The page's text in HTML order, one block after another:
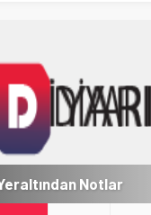
Notlar